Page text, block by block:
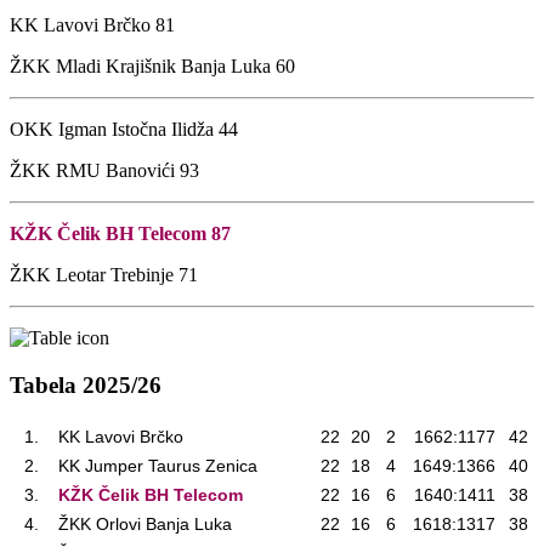
KK Lavovi Brčko 81
ŽKK Mladi Krajišnik Banja Luka 60
OKK Igman Istočna Ilidža 44
ŽKK RMU Banovići 93
KŽK Čelik BH Telecom 87
ŽKK Leotar Trebinje 71
Tabela 2025/26
1. KK Lavovi Brčko 22 20 2 1662:1177
42
2.
KK Jumper Taurus Zenica 22 18 4 1649:1366
40
3.
KŽK Čelik BH Telecom 22 16 6 1640:1411
38
4.
ŽKK Orlovi Banja Luka 22 16 6 1618:1317
38